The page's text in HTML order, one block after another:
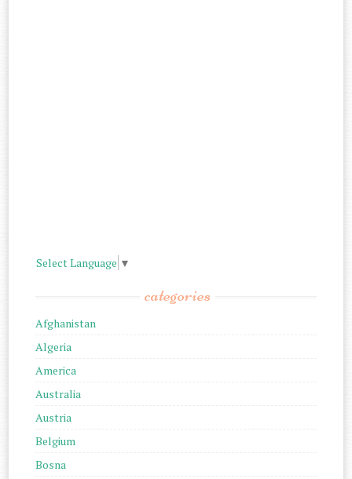
Select Language ▼
categories
Afghanistan
Algeria
America
Australia
Austria
Belgium
Bosna